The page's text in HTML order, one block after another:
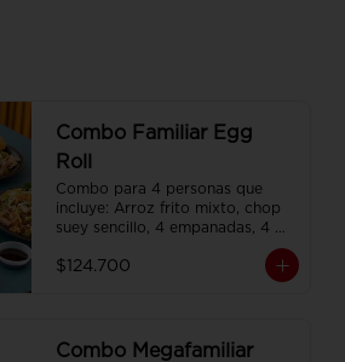
Combo Familiar Egg
Roll
Combo para 4 personas que
incluye: Arroz frito mixto, chop
suey sencillo, 4 empanadas, 4
egg roll, 4 gaseosas, servido en
plato individual
$124.700
Combo Megafamiliar